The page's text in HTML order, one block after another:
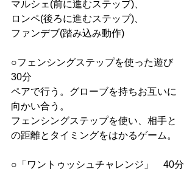
マルシェ(前に進むステップ)、
ロンペ(後ろに進むステップ)、
ファンデブ(踏み込み動作)
○フェンシングステップを使った遊び
30分
ペアで行う。グローブを持ちお互いに
向かい合う。
フェンシングステップを使い、相手と
の距離とタイミングをはかるゲーム。
○「ワントゥッシュチャレンジ」　40分